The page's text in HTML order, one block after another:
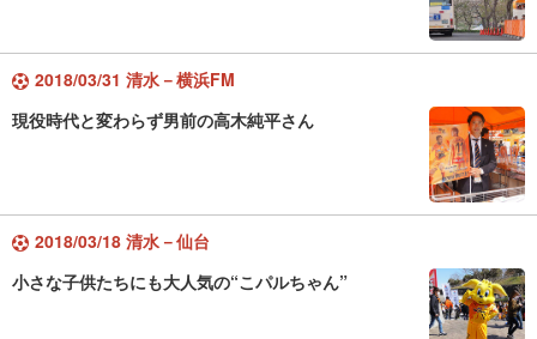
2018/03/31 清水－横浜FM
現役時代と変わらず男前の高木純平さん
2018/03/18 清水－仙台
小さな子供たちにも大人気の“こパルちゃん”